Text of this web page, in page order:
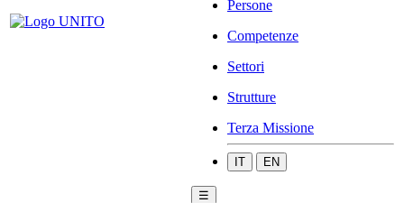
Persone
Competenze
Settori
Strutture
Terza Missione
IT EN
☰